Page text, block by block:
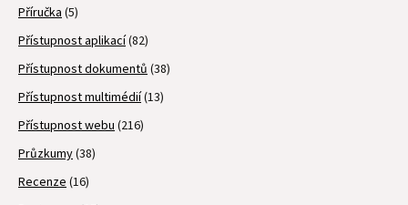
Příručka (5)
Přístupnost aplikací(82)
Přístupnost dokumentů (38)
Přístupnost multimédií(13)
Přístupnost webu (216)
Průzkumy(38)
Recenze (16)